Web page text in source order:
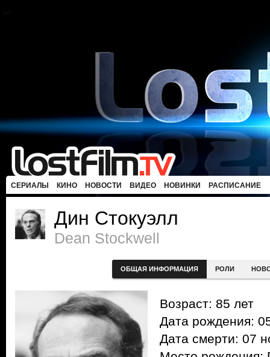
СЕРИАЛЫ КИНО НОВОСТИ ВИДЕО НОВИНКИ РАСПИСАНИЕ
Дин Стокуэлл
Dean Stockwell
ОБЩАЯ ИНФОРМАЦИЯ РОЛИ
Возраст: 85 лет
Дата рождения:
Дата смерти: 07